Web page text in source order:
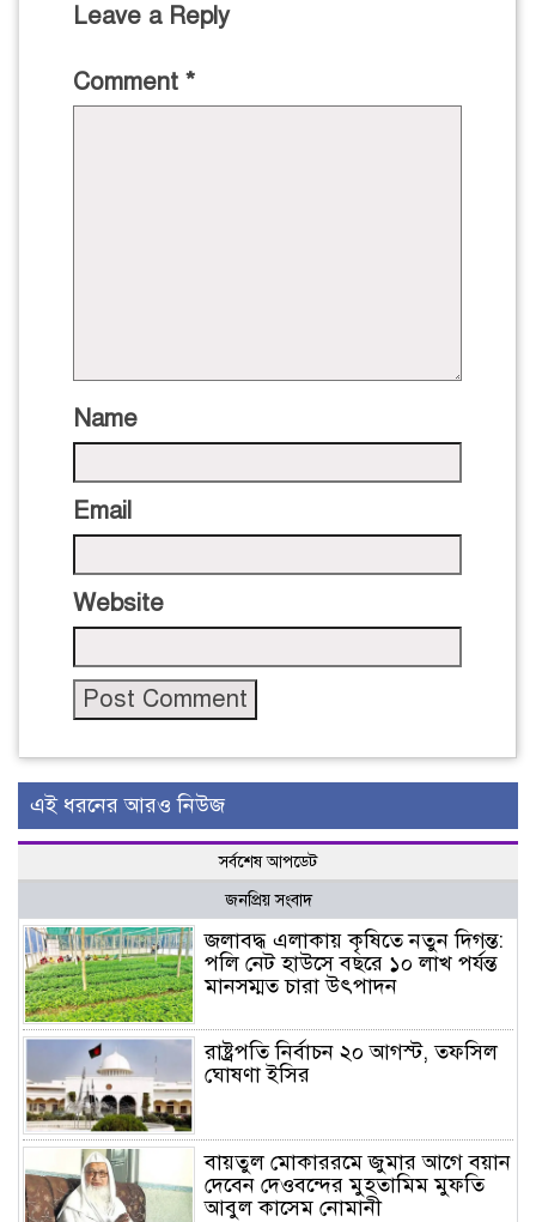
Leave a Reply
Comment *
Name
Email
Website
এই ধরনের আরও নিউজ
সর্বশেষ আপডেট
জনপ্রিয় সংবাদ
জলাবদ্ধ এলাকায় কৃষিতে নতুন দিগন্ত:
পলি নেট হাউসে বছরে ১০ লাখ পর্যন্ত
মানসম্মত চারা উৎপাদন
রাষ্ট্রপতি নির্বাচন ২০ আগস্ট, তফসিল
ঘোষণা ইসির
বায়তুল মোকাররমে জুমার আগে বয়ান
দেবেন দেওবন্দের মুহতামিম মুফতি
আবুল কাসেম নোমানী